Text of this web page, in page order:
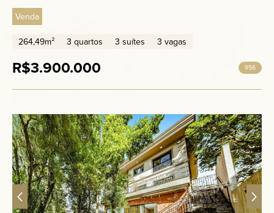
Venda
264,49m² 3 quartos 3 suítes 3 vagas
R$3.900.000 956